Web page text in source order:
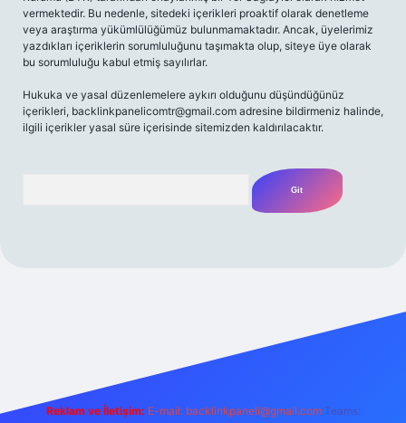
vermektedir. Bu nedenle, sitedeki içerikleri proaktif olarak denetleme
veya araştırma yükümlülüğümüz bulunmamaktadır. Ancak, üyelerimiz
yazdıkları içeriklerin sorumluluğunu taşımakta olup, siteye üye olarak
bu sorumluluğu kabul etmiş sayılırlar.
Hukuka ve yasal düzenlemelere aykırı olduğunu düşündüğünüz
içerikleri, backlinkpanelicomtr@gmail.com adresine bildirmeniz halinde,
ilgili içerikler yasal süre içerisinde sitemizden kaldırılacaktır.
Reklam ve İletişim: E-mail: backlinkpaneli@gmail.com Teams: